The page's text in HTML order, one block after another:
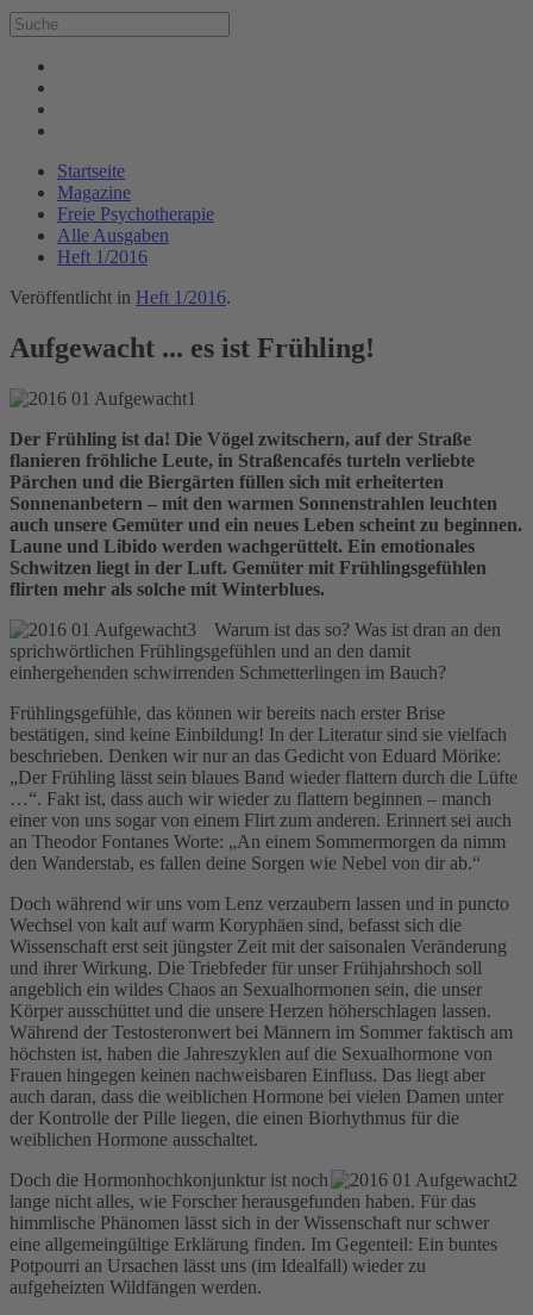
Startseite
Magazine
Freie Psychotherapie
Alle Ausgaben
Heft 1/2016
Veröffentlicht in Heft 1/2016.
Aufgewacht ... es ist Frühling!
Der Frühling ist da! Die Vögel zwitschern, auf der Straße
flanieren fröhliche Leute, in Straßencafés turteln verliebte
Pärchen und die Biergärten füllen sich mit erheiterten
Sonnenanbetern – mit den warmen Sonnenstrahlen leuchten
auch unsere Gemüter und ein neues Leben scheint zu beginnen.
Laune und Libido werden wachgerüttelt. Ein emotionales
Schwitzen liegt in der Luft. Gemüter mit Frühlingsgefühlen
flirten mehr als solche mit Winterblues.
Warum ist das so? Was ist dran an den
sprichwörtlichen Frühlingsgefühlen und an den damit
einhergehenden schwirrenden Schmetterlingen im Bauch?
Frühlingsgefühle, das können wir bereits nach erster Brise
bestätigen, sind keine Einbildung! In der Literatur sind sie vielfach
beschrieben. Denken wir nur an das Gedicht von Eduard Mörike:
„Der Frühling lässt sein blaues Band wieder flattern durch die Lüfte
…“. Fakt ist, dass auch wir wieder zu flattern beginnen – manch
einer von uns sogar von einem Flirt zum anderen. Erinnert sei auch
an Theodor Fontanes Worte: „An einem Sommermorgen da nimm
den Wanderstab, es fallen deine Sorgen wie Nebel von dir ab.“
Doch während wir uns vom Lenz verzaubern lassen und in puncto
Wechsel von kalt auf warm Koryphäen sind, befasst sich die
Wissenschaft erst seit jüngster Zeit mit der saisonalen Veränderung
und ihrer Wirkung. Die Triebfeder für unser Frühjahrshoch soll
angeblich ein wildes Chaos an Sexualhormonen sein, die unser
Körper ausschüttet und die unsere Herzen höherschlagen lassen.
Während der Testosteronwert bei Männern im Sommer faktisch am
höchsten ist, haben die Jahreszyklen auf die Sexualhormone von
Frauen hingegen keinen nachweisbaren Einfluss. Das liegt aber
auch daran, dass die weiblichen Hormone bei vielen Damen unter
der Kontrolle der Pille liegen, die einen Biorhythmus für die
weiblichen Hormone ausschaltet.
Doch die Hormonhochkonjunktur ist noch
lange nicht alles, wie Forscher herausgefunden haben. Für das
himmlische Phänomen lässt sich in der Wissenschaft nur schwer
eine allgemeingültige Erklärung finden. Im Gegenteil: Ein buntes
Potpourri an Ursachen lässt uns (im Idealfall) wieder zu
aufgeheizten Wildfängen werden.